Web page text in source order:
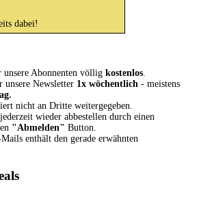
dabei!
Abonnenten völlig kostenlos
unsere Newsletter 1x wöchentlich - meistens
nicht an Dritte weitergegeben.
wieder abbestellen durch einen
"Abmelden" Button.
enthält den gerade erwähnten